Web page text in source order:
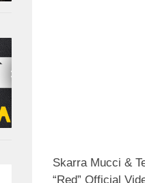
Skarra Mucci &
“Red” Official